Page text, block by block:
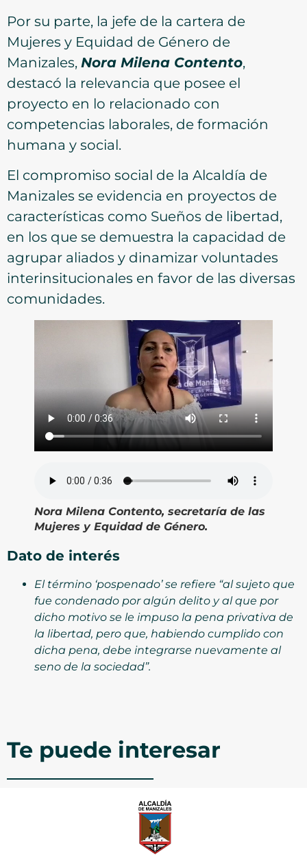
Por su parte, la jefe de la cartera de
Mujeres y Equidad de Género de
Manizales, Nora Milena Contento,
destacó la relevancia que posee el
proyecto en lo relacionado con
competencias laborales, de formación
humana y social.
El compromiso social de la Alcaldía de
Manizales se evidencia en proyectos de
características como Sueños de libertad,
en los que se demuestra la capacidad de
agrupar aliados y dinamizar voluntades
interinsitucionales en favor de las diversas
comunidades.
Nora Milena Contento, secretaría de las
Mujeres y Equidad de Género.
Dato de interés
El término ‘pospenado’ se refiere “al sujeto que
fue condenado por algún delito y al que por
dicho motivo se le impuso la pena privativa de
la libertad, pero que, habiendo cumplido con
dicha pena, debe integrarse nuevamente al
seno de la sociedad”.
Te puede interesar